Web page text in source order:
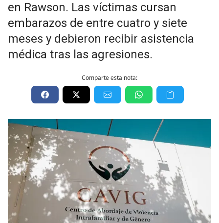
en Rawson. Las víctimas cursan
embarazos de entre cuatro y siete
meses y debieron recibir asistencia
médica tras las agresiones.
Comparte esta nota: